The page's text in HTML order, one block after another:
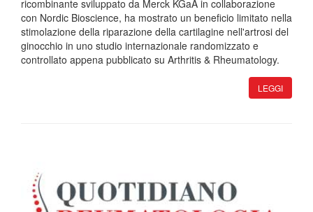
ricombinante sviluppato da Merck KGaA in collaborazione
con Nordic Bioscience, ha mostrato un beneficio limitato nella
stimolazione della riparazione della cartilagine nell'artrosi del
ginocchio in uno studio internazionale randomizzato e
controllato appena pubblicato su Arthritis & Rheumatology.
LEGGI